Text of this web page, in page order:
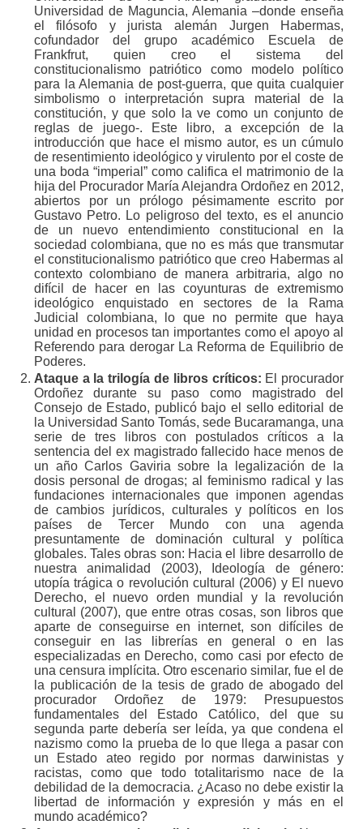
Universidad de Maguncia, Alemania –donde enseña
el filósofo y jurista alemán Jurgen Habermas,
cofundador del grupo académico Escuela de
Frankfrut, quien creo el sistema del
constitucionalismo patriótico como modelo político
para la Alemania de post-guerra, que quita cualquier
simbolismo o interpretación supra material de la
constitución, y que solo la ve como un conjunto de
reglas de juego-. Este libro, a excepción de la
introducción que hace el mismo autor, es un cúmulo
de resentimiento ideológico y virulento por el coste de
una boda “imperial” como califica el matrimonio de la
hija del Procurador María Alejandra Ordoñez en 2012,
abiertos por un prólogo pésimamente escrito por
Gustavo Petro. Lo peligroso del texto, es el anuncio
de un nuevo entendimiento constitucional en la
sociedad colombiana, que no es más que transmutar
el constitucionalismo patriótico que creo Habermas al
contexto colombiano de manera arbitraria, algo no
difícil de hacer en las coyunturas de extremismo
ideológico enquistado en sectores de la Rama
Judicial colombiana, lo que no permite que haya
unidad en procesos tan importantes como el apoyo al
Referendo para derogar La Reforma de Equilibrio de
Poderes.
Ataque a la trilogía de libros críticos: El procurador
Ordoñez durante su paso como magistrado del
Consejo de Estado, publicó bajo el sello editorial de
la Universidad Santo Tomás, sede Bucaramanga, una
serie de tres libros con postulados críticos a la
sentencia del ex magistrado fallecido hace menos de
un año Carlos Gaviria sobre la legalización de la
dosis personal de drogas; al feminismo radical y las
fundaciones internacionales que imponen agendas
de cambios jurídicos, culturales y políticos en los
países de Tercer Mundo con una agenda
presuntamente de dominación cultural y política
globales. Tales obras son: Hacia el libre desarrollo de
nuestra animalidad (2003), Ideología de género:
utopía trágica o revolución cultural (2006) y El nuevo
Derecho, el nuevo orden mundial y la revolución
cultural (2007), que entre otras cosas, son libros que
aparte de conseguirse en internet, son difíciles de
conseguir en las librerías en general o en las
especializadas en Derecho, como casi por efecto de
una censura implícita. Otro escenario similar, fue el de
la publicación de la tesis de grado de abogado del
procurador Ordoñez de 1979: Presupuestos
fundamentales del Estado Católico, del que su
segunda parte debería ser leída, ya que condena el
nazismo como la prueba de lo que llega a pasar con
un Estado ateo regido por normas darwinistas y
racistas, como que todo totalitarismo nace de la
debilidad de la democracia. ¿Acaso no debe existir la
libertad de información y expresión y más en el
mundo académico?